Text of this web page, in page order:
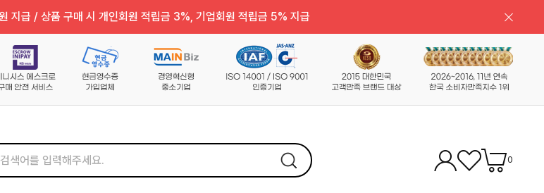
지급 / 상품 구매 시 개인회원 적립금 3%, 기업회원 적립금 5% 지급
0